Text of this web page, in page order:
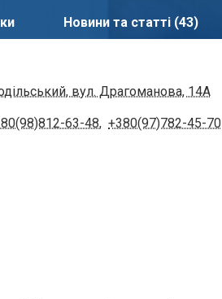
Новини та статті (43)
вул. Драгоманова, 14А
63-48, +380(97)782-45-70